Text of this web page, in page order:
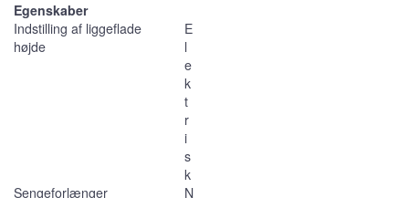
Egenskaber
Indstilling af liggeflade
højde
E
l
e
k
t
r
i
s
k
Sengeforlænger
N